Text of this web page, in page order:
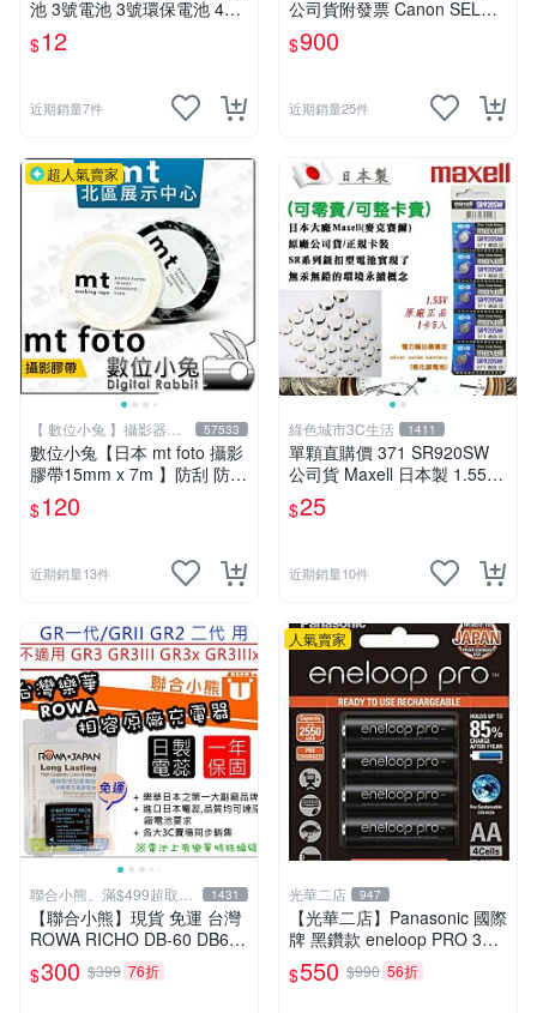
池 3號電池 3號環保電池 4號
環保電池 AA AAA 1.5V 電池
乾電池
$12
近期銷量7件
公司貨附發票 Canon SELPH
Y RP-108 4x6明信片尺寸 相
片紙 相紙 相印紙 耗材
$900
近期銷量25件
超人氣賣家
【 數位小兔 】攝影器材
專賣店
57533
數位小兔【日本 mt foto 攝影
膠帶15mm x 7m 】防刮 防滑
蒙皮 相機 鏡頭 遮光罩 無痕
鐵人膠帶
$120
近期銷量13件
綠色城市3C生活 1411
單顆直購價 371 SR920SW
公司貨 Maxell 日本製 1.55V
鈕扣電池 水銀電池 適用鐘錶
計算機
$25
近期銷量10件
聯合小熊。滿$499超取免
運
1431
【聯合小熊】現貨 免運 台灣
ROWA RICHO DB-60 DB60
DB-65 GR2 GRD3 GRD4 電
池
$300 $399 76折
人氣賣家
光華二店 947
【光華二店】Panasonic 國際
牌 黑鑽款 eneloop PRO 3號
2550mAh 低自放充電電池 B
K-3HCCE-4顆入 有發票/有保
$550 $990 56折